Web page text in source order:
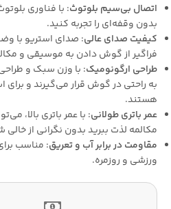
اتصال بی‌سیم بلوتوث
بدون وقفه‌ای را تجربه کنید.
کیفیت صدای عالی: صدای استریو با
فراگیر از گوش دادن به موسیقی و
طراحی ارگونومیک: با وزن سبک و
به راحتی در گوش قرار می‌گیرند و
هستند.
عمر باتری طولانی: با عمر باتری بالا،
مکالمه لذت ببرید بدون نگرانی از
مقاومت در برابر آب و تعریق: مناسب
ورزشی و روزمره.